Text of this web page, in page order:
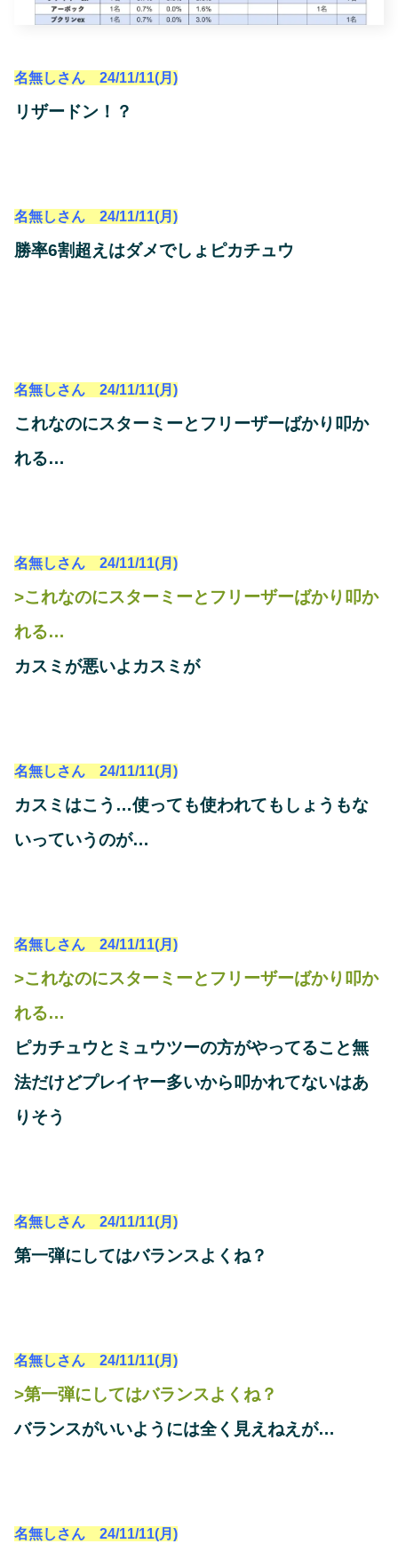
名無しさん 24/11/11(月)
リザードン！？
名無しさん 24/11/11(月)
勝率6割超えはダメでしょピカチュウ
名無しさん 24/11/11(月)
これなのにスターミーとフリーザーばかり叩か
れる…
名無しさん 24/11/11(月)
>これなのにスターミーとフリーザーばかり叩か
れる…
カスミが悪いよカスミが
名無しさん 24/11/11(月)
カスミはこう…使っても使われてもしょうもな
いっていうのが…
名無しさん 24/11/11(月)
>これなのにスターミーとフリーザーばかり叩か
れる…
ピカチュウとミュウツーの方がやってること無
法だけどプレイヤー多いから叩かれてないはあ
りそう
名無しさん 24/11/11(月)
第一弾にしてはバランスよくね？
名無しさん 24/11/11(月)
>第一弾にしてはバランスよくね？
バランスがいいようには全く見えねえが…
名無しさん 24/11/11(月)